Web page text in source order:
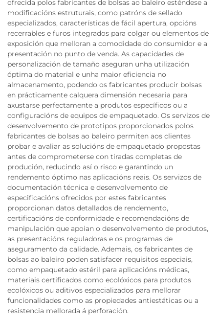
ofrecida polos fabricantes de bolsas ao baleiro esténdese a
modificacións estruturais, como patróns de sellado
especializados, características de fácil apertura, opcións
recerrables e furos integrados para colgar ou elementos de
exposición que melloran a comodidade do consumidor e a
presentación no punto de venda. As capacidades de
personalización de tamaño aseguran unha utilización
óptima do material e unha maior eficiencia no
almacenamento, podendo os fabricantes producir bolsas
en prácticamente calquera dimensión necesaria para
axustarse perfectamente a produtos específicos ou a
configuracións de equipos de empaquetado. Os servizos de
desenvolvemento de prototipos proporcionados polos
fabricantes de bolsas ao baleiro permiten aos clientes
probar e avaliar as solucións de empaquetado propostas
antes de comprometerse con tiradas completas de
produción, reducindo así o risco e garantindo un
rendemento óptimo nas aplicacións reais. Os servizos de
documentación técnica e desenvolvemento de
especificacións ofrecidos por estes fabricantes
proporcionan datos detallados de rendemento,
certificacións de conformidade e recomendacións de
manipulación que apoian o desenvolvemento de produtos,
as presentacións reguladoras e os programas de
aseguramento da calidade. Ademais, os fabricantes de
bolsas ao baleiro poden satisfacer requisitos especiais,
como empaquetado estéril para aplicacións médicas,
materiais certificados como ecolóxicos para produtos
ecolóxicos ou aditivos especializados para mellorar
funcionalidades como as propiedades antiestáticas ou a
resistencia mellorada á perforación.